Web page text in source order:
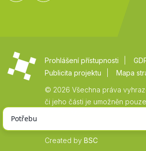
Prohlášení přístupnosti
Publicita projektu
Mapa
© 2026 Všechna práva
či jeho části je umožněn
Created by BSC